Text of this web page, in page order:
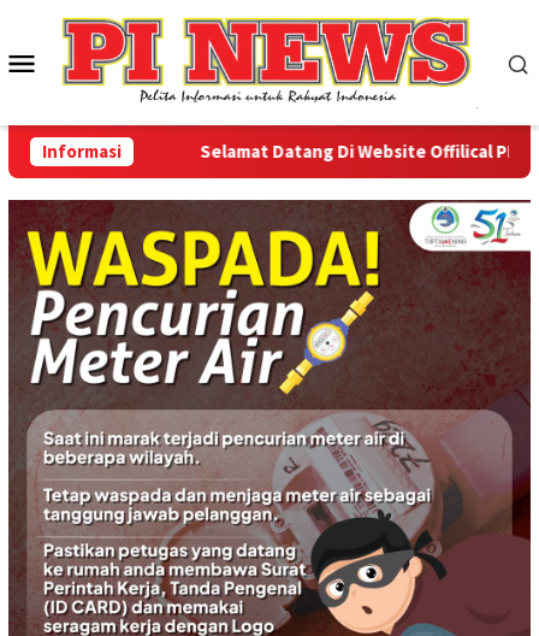
konten
Menu
Mobile
Informasi Selamat Datang Di Website Offilical PI-